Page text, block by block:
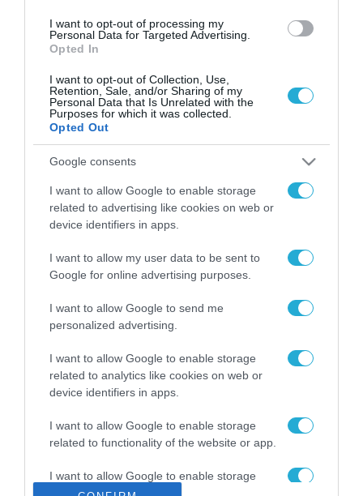
I want to opt-out of processing my
Personal Data for Targeted Advertising.
Opted In
I want to opt-out of Collection, Use,
Retention, Sale, and/or Sharing of my
Personal Data that Is Unrelated with the
Purposes for which it was collected.
Opted Out
Google consents
I want to allow Google to enable storage
related to advertising like cookies on web or
device identifiers in apps.
I want to allow my user data to be sent to
Google for online advertising purposes.
I want to allow Google to send me
personalized advertising.
I want to allow Google to enable storage
related to analytics like cookies on web or
device identifiers in apps.
I want to allow Google to enable storage
related to functionality of the website or app.
I want to allow Google to enable storage
related to personalization.
ΡΟΗ ΕΙΔΗΣΕΩΝ
Το χρηματοδοτούμενο
από την ΕΕ έργο “The
Gaming Police”
ενισχύει την ασφάλεια
των παιδιών στο
διαδίκτυο
31.07.2026
ΑΑΔΕ: Διευκρινίσεις
για τα πρόστιμα σε
αφορούν τους ΦΗΜ
Σ. Καλαφάτης: «Η
Τεχνητή Νοημοσύνη
δεν είναι απλώς μια
μια νέα βιομηχανική
επανάσταση»
Νέος οδηγός του ΕΚΤ
των ελληνικών